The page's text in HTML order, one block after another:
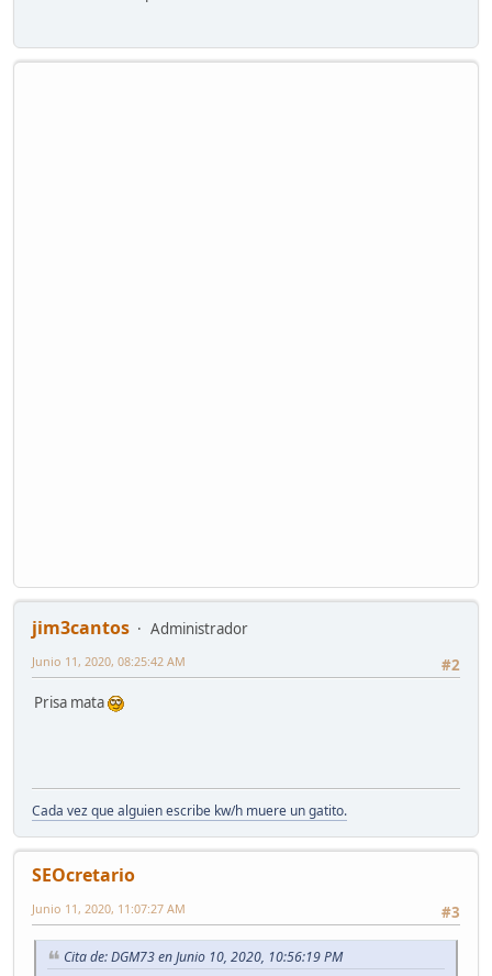
jim3cantos
Administrador
#2
Junio 11, 2020, 08:25:42 AM
Prisa mata
Cada vez que alguien escribe kw/h muere un gatito.
SEOcretario
#3
Junio 11, 2020, 11:07:27 AM
Cita de: DGM73 en Junio 10, 2020, 10:56:19 PM